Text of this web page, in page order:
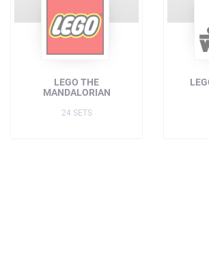
LEGO THE
MANDALORIAN
24 SETS